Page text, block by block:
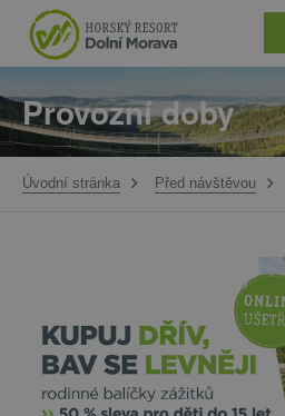
Provozní doby
Úvodní stránka Před návštěvou